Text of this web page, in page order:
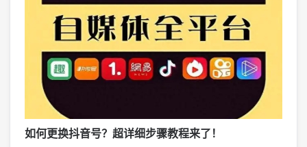
如何更换抖音号？超详细步骤教程来了！